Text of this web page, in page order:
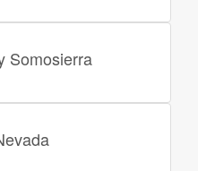
Somosierra